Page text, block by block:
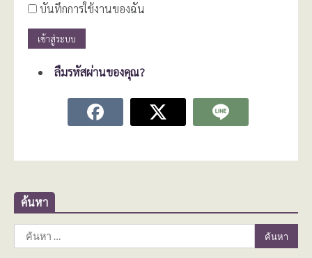
บันทึกการใช้งานของฉัน
เข้าสู่ระบบ
ลืมรหัสผ่านของคุณ?
ค้นหา
ค้นหา
สำหรับ: